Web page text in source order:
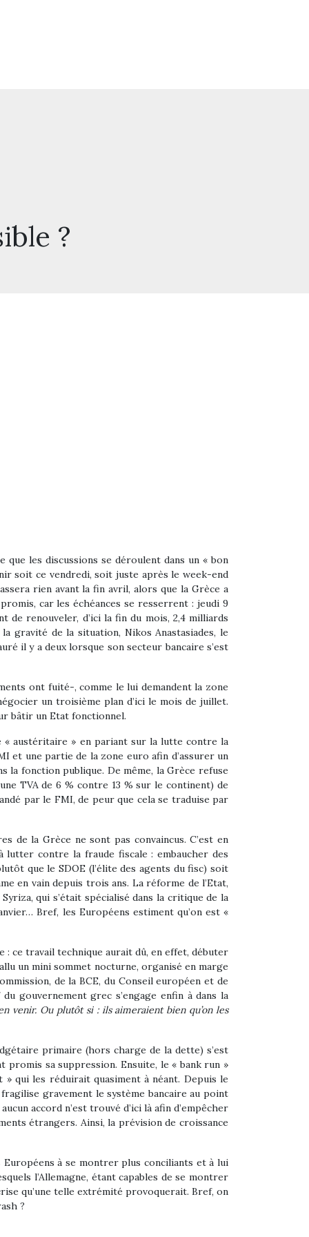
?
que les discussions se déroulent dans un « bon
soit ce vendredi, soit juste après le week-end
rien avant la fin avril, alors que la Grèce a
car les échéances se resserrent : jeudi 9
de renouveler, d’ici la fin du mois, 2,4 milliards
gravité de la situation, Nikos Anastasiades, le
il y a deux lorsque son secteur bancaire s’est
ont fuité-, comme le lui demandent la zone
un troisième plan d’ici le mois de juillet.
bâtir un Etat fonctionnel.
« austéritaire » en pariant sur la lutte contre la
et une partie de la zone euro afin d’assurer un
fonction publique. De même, la Grèce refuse
TVA de 6 % contre 13 % sur le continent) de
par le FMI, de peur que cela se traduise par
de la Grèce ne sont pas convaincus. C’est en
lutter contre la fraude fiscale : embaucher des
que le SDOE (l’élite des agents du fisc) soit
en vain depuis trois ans. La réforme de l’Etat,
qui s’était spécialisé dans la critique de la
Bref, les Européens estiment qu’on est «
: ce travail technique aurait dû, en effet, débuter
un mini sommet nocturne, organisé en marge
de la BCE, du Conseil européen et de
gouvernement grec s’engage enfin à dans la
venir. Ou plutôt si : ils aimeraient bien qu’on les
primaire (hors charge de la dette) s’est
promis sa suppression. Ensuite, le « bank run »
qui les réduirait quasiment à néant. Depuis le
gravement le système bancaire au point
accord n’est trouvé d’ici là afin d’empêcher
étrangers. Ainsi, la prévision de croissance
Européens à se montrer plus conciliants et à lui
l’Allemagne, étant capables de se montrer
qu’une telle extrémité provoquerait. Bref, on
?